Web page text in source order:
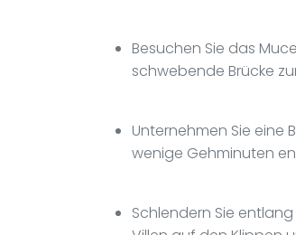
Besuchen Sie das
schwebende Brücke
Unternehmen Sie eine
wenige Gehminuten
Schlendern Sie